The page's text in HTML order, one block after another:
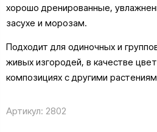
хорошо дренированные,
засухе и морозам.
Подходит для одиночных и
живых изгородей, в качестве
композициях с другими
Артикул: 2802